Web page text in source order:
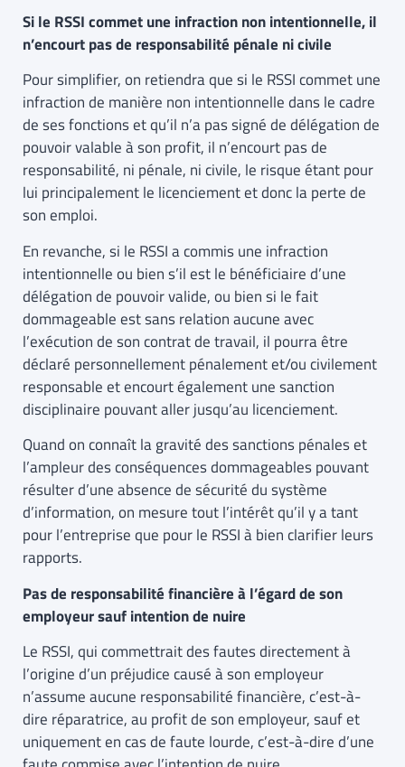
Si le RSSI commet une infraction non intentionnelle, il
n’encourt pas de responsabilité pénale ni civile
Pour simplifier, on retiendra que si le RSSI commet une
infraction de manière non intentionnelle dans le cadre
de ses fonctions et qu’il n’a pas signé de délégation de
pouvoir valable à son profit, il n’encourt pas de
responsabilité, ni pénale, ni civile, le risque étant pour
lui principalement le licenciement et donc la perte de
son emploi.
En revanche, si le RSSI a commis une infraction
intentionnelle ou bien s’il est le bénéficiaire d’une
délégation de pouvoir valide, ou bien si le fait
dommageable est sans relation aucune avec
l’exécution de son contrat de travail, il pourra être
déclaré personnellement pénalement et/ou civilement
responsable et encourt également une sanction
disciplinaire pouvant aller jusqu’au licenciement.
Quand on connaît la gravité des sanctions pénales et
l’ampleur des conséquences dommageables pouvant
résulter d’une absence de sécurité du système
d’information, on mesure tout l’intérêt qu’il y a tant
pour l’entreprise que pour le RSSI à bien clarifier leurs
rapports.
Pas de responsabilité financière à l’égard de son
employeur sauf intention de nuire
Le RSSI, qui commettrait des fautes directement à
l’origine d’un préjudice causé à son employeur
n’assume aucune responsabilité financière, c’est-à-
dire réparatrice, au profit de son employeur, sauf et
uniquement en cas de faute lourde, c’est-à-dire d’une